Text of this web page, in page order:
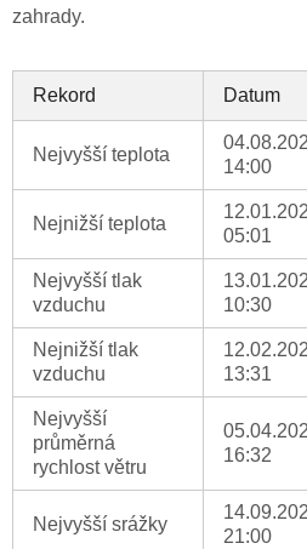
zahrady.
Rekord Datum
Nejvyšší teplota
14:00
Nejnižší teplota
05:01
Nejvyšší tlak
vzduchu
10:30
Nejnižší tlak
vzduchu
13:31
Nejvyšší
průměrná
rychlost větru
16:32
Nejvyšší srážky
21:00